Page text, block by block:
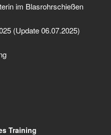
im Blasrohrschießen
(Update 06.07.2025)
Training